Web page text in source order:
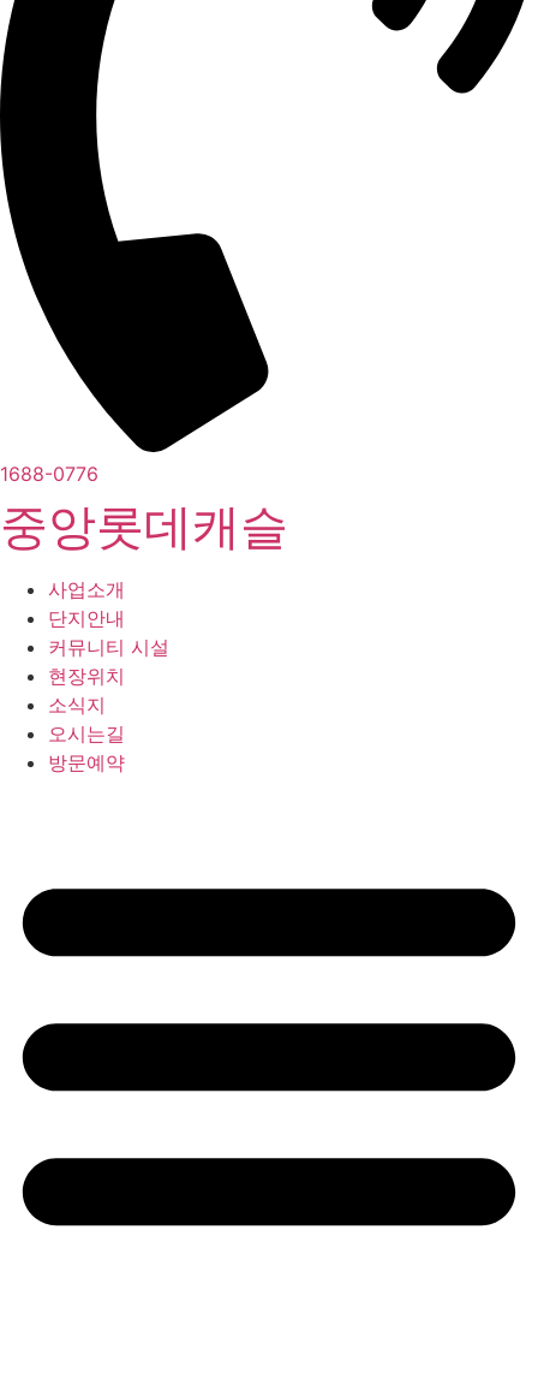
1688-0776
중앙롯데캐슬
사업소개
단지안내
커뮤니티 시설
현장위치
소식지
오시는길
방문예약